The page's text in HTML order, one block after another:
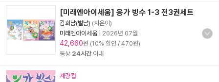
[미래엔아이세움] 응가 빙수 1-3 전3권세트
김희남(별남) (지은이)
미래엔아이세움
2026년 07월
42,660원 (10% 할인 / 470원)
통상 24시간이내
계량컵